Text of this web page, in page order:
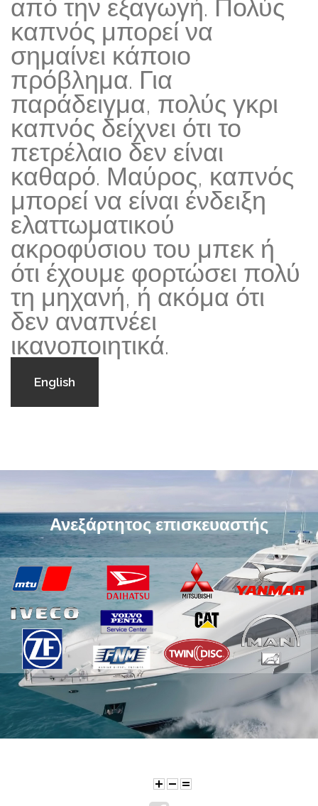
από την εξαγωγή. Πολύς
καπνός μπορεί να
σημαίνει κάποιο
πρόβλημα. Για
παράδειγμα, πολύς γκρι
καπνός δείχνει ότι το
πετρέλαιο δεν είναι
καθαρό. Μαύρος, καπνός
μπορεί να είναι ένδειξη
ελαττωματικού
ακροφύσιου του μπεκ ή
ότι έχουμε φορτώσει πολύ
τη μηχανή, ή ακόμα ότι
δεν αναπνέει
ικανοποιητικά.
English
Ανεξάρτητος επισκευαστής